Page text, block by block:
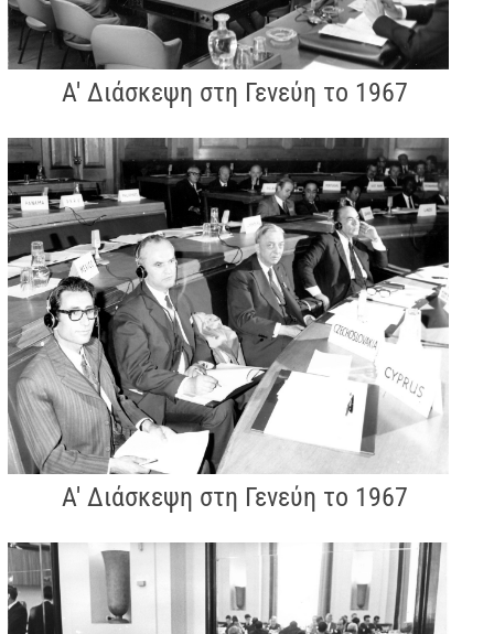
Α' Διάσκεψη στη Γενεύη το 1967
Α' Διάσκεψη στη Γενεύη το 1967